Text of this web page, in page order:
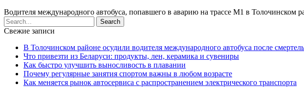
Водителя международного автобуса, попавшего в аварию на трассе М1 в
Свежие записи
В Толочинском районе осудили водителя международного автобуса после
Что привезти из Беларуси: продукты, лен, керамика и сувениры
Как быстро улучшить выносливость в плавании
Почему регулярные занятия спортом важны в любом возрасте
Как меняется рынок автосервиса с распространением электрического транспорта